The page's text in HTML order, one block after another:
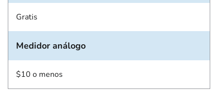
Gratis
Medidor análogo
$10 o menos